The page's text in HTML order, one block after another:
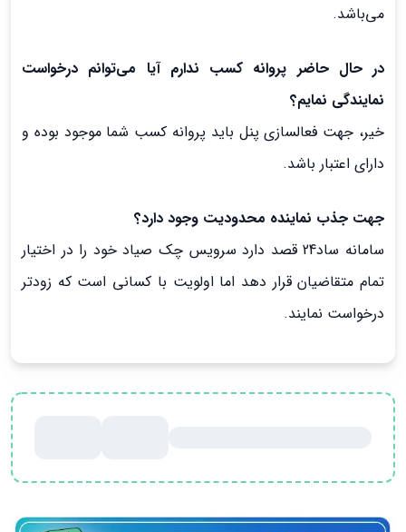
می‌باشد.
در حال حاضر پروانه کسب ندارم آیا می‌توانم درخواست
نمایندگی نمایم؟
خیر، جهت فعالسازی پنل باید پروانه کسب شما موجود بوده و
دارای اعتبار باشد.
جهت جذب نماینده محدودیت وجود دارد؟
سامانه ساد24 قصد دارد سرویس چک صیاد خود را در اختیار
تمام متقاضیان قرار دهد اما اولویت با کسانی است که زودتر
درخواست نمایند.